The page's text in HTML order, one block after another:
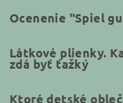
Ocenenie "Spiel
Látkové plienky.
zdá byť ťažký
Ktoré detské